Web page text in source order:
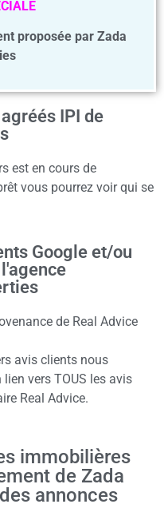
proposée par Zada
IPI de
est en cours de
vous pourrez voir qui se
Google et/ou
de Real Advice
avis clients nous
vers TOUS les avis
Real Advice.
immobilières
de Zada
annonces